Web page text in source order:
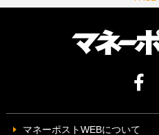
マネーポストWEBについて